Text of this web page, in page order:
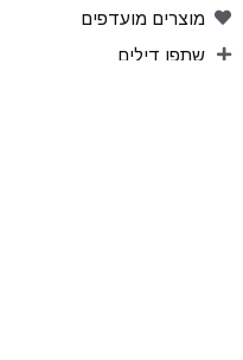
מוצרים מועדפים
שתפו דילים